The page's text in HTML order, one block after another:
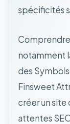
spécificités
notamment
des
Finsweet
créer un site
attentes